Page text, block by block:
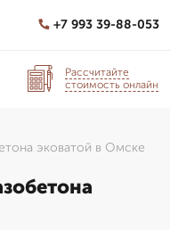
+7 993 39-88-053
Рассчитайте
стоимость онлайн
эковатой в Омске